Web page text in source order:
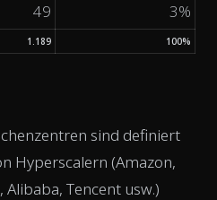
49 3%
1.189 100%
sind definiert
Hyperscalern (Amazon,
Tencent usw.)